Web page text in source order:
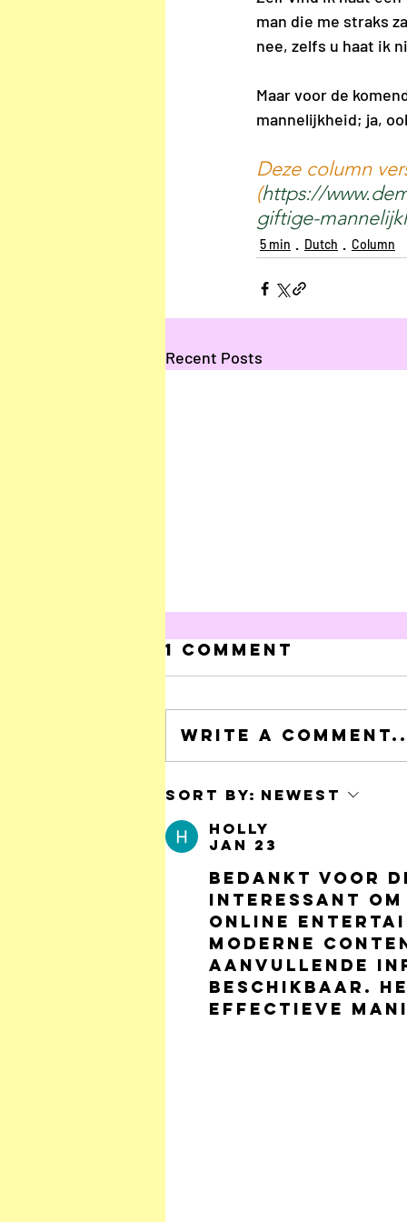
man die me straks
nee, zelfs u haat ik
Maar voor de
mannelijkheid; ja,
Deze column
(https://
giftige-
5 min Dutch Column
Recent Posts
Onhoudbare
clichés over
lezende
schrijvende
vrouwen
1 Comment
Write a
Sort by: Newest
Holly
Jan 23
Bedankt voor
interessant
online
moderne
aanvullende
beschikbaar.
effectieve